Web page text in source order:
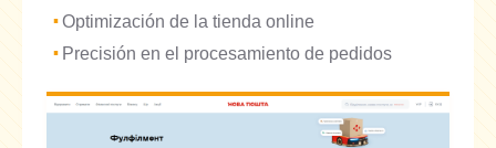
Optimización de la tienda online
Precisión en el procesamiento de pedidos